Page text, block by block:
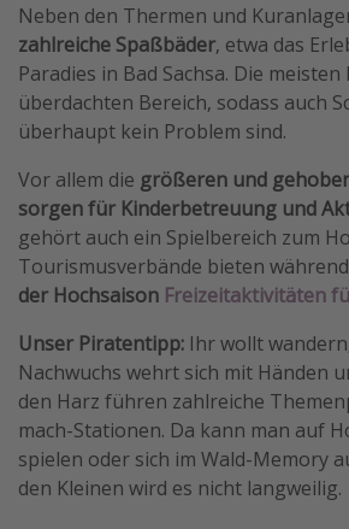
Neben den Thermen und
zahlreiche Spaßbäder, etwa das
Paradies in Bad Sachsa. Die
überdachten Bereich, sodass auch
überhaupt kein Problem sind.
Vor allem die größeren und
sorgen für Kinderbetreuung und
gehört auch ein Spielbereich zum
Tourismusverbände bieten
der Hochsaison Freizeitaktivitäten
Unser Piratentipp: Ihr wollt
Nachwuchs wehrt sich mit Händen
den Harz führen zahlreiche
mach-Stationen. Da kann man auf
spielen oder sich im Wald-Memory
den Kleinen wird es nicht langweilig.